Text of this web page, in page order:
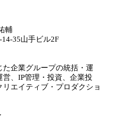
輔
35山手ビル2F
企業グループの統括・運
、IP管理・投資、企業投
エイティブ・プロダクショ